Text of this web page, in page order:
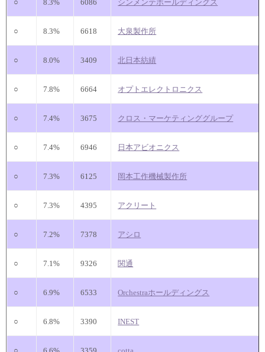
○ 8.3% 6086 シンメンテホールディングス
○ 8.3% 6618 大泉製作所
○ 8.0% 3409 北日本紡績
○ 7.8% 6664 オプトエレクトロニクス
○ 7.4% 3675 クロス・マーケティンググループ
○ 7.4% 6946 日本アビオニクス
○ 7.3% 6125 岡本工作機械製作所
○ 7.3% 4395 アクリート
○ 7.2% 7378 アシロ
○ 7.1% 9326 関通
○ 6.9% 6533 Orchestraホールディングス
○ 6.8% 3390 INEST